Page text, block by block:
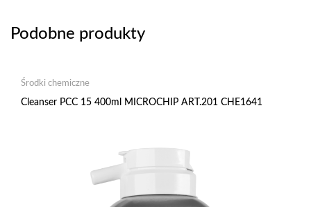
Podobne produkty
Środki chemiczne
Cleanser PCC 15 400ml MICROCHIP ART.201 CHE1641